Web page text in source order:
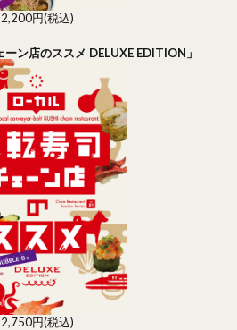
2,200円(税込)
ーン店のススメ DELUXE EDITION」
2,750円(税込)